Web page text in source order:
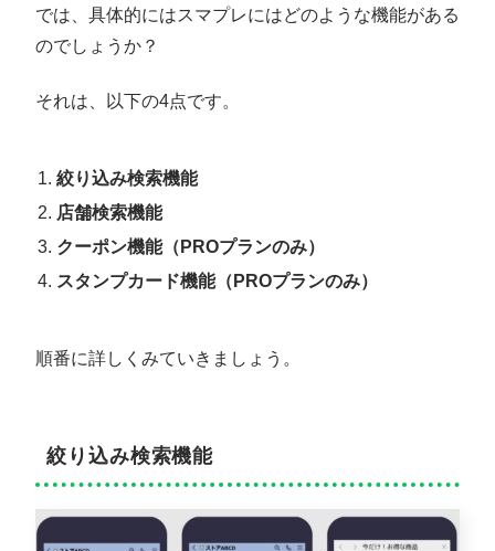
では、具体的にはスマプレにはどのような機能がある
のでしょうか？
それは、以下の4点です。
絞り込み検索機能
店舗検索機能
クーポン機能（PROプランのみ）
スタンプカード機能（PROプランのみ）
順番に詳しくみていきましょう。
絞り込み検索機能